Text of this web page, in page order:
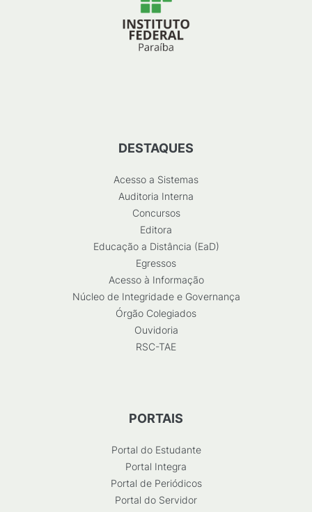
DESTAQUES
Acesso a Sistemas
Auditoria Interna
Concursos
Editora
Educação a Distância (EaD)
Egressos
Acesso à Informação
Núcleo de Integridade e Governança
Órgão Colegiados
Ouvidoria
RSC-TAE
PORTAIS
Portal do Estudante
Portal Integra
Portal de Periódicos
Portal do Servidor